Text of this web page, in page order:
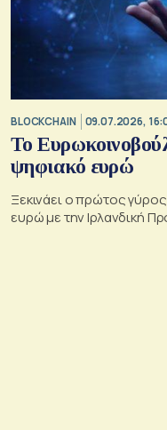
BLOCKCHAIN 09.07.2026,
Το
ψηφιακό ευρώ
Ξεκινάει ο πρώτος
ευρώ με την Ιρλανδική